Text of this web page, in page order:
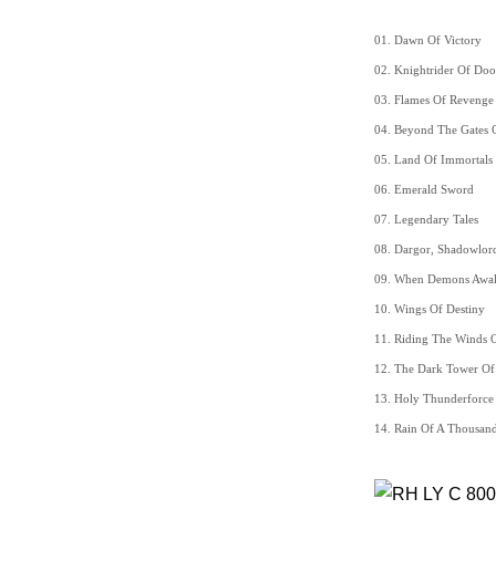
01. Dawn Of Victory
02. Knightrider Of
03. Flames Of Revenge
04. Beyond The
05. Land Of Immortals
06. Emerald Sword
07. Legendary Tales
08. Dargor,
09. When Demons
10. Wings Of Destiny
11. Riding The Winds
12. The Dark Tower Of
13. Holy Thunderforce
14. Rain Of A